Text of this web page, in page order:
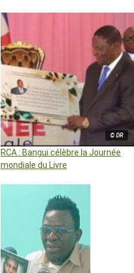
© DR
RCA : Bangui célèbre la Journée
mondiale du Livre